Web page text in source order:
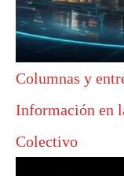
Columnas y
Información en
Colectivo